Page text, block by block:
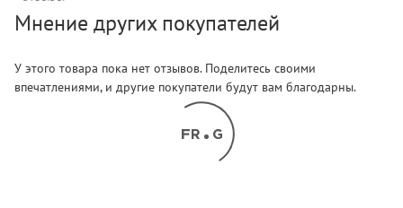
Мнение других покупателей
У этого товара пока нет отзывов. Поделитесь своими
впечатлениями, и другие покупатели будут вам благодарны.